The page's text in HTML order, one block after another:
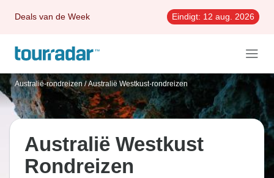
Deals van de Week Eindigt: 12 aug. 2026
Australië-rondreizen / Australië Westkust-rondreizen
Australië Westkust
Rondreizen